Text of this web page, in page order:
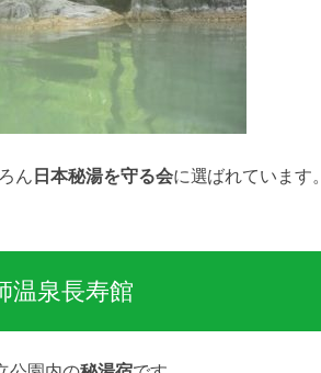
ん日本秘湯を守る会に選ばれています。
温泉長寿館